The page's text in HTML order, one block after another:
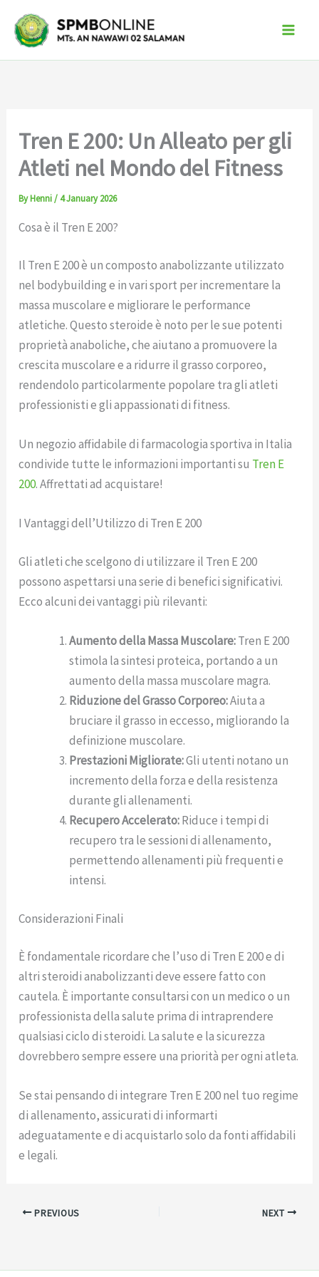
content
Tren E 200: Un Alleato per gli
Atleti nel Mondo del Fitness
ByHenni/4 January 2026
Cosa è il Tren E 200?
Il Tren E 200 è un composto anabolizzante utilizzato
nel bodybuilding e in vari sport per incrementare la
massa muscolare e migliorare le performance
atletiche. Questo steroide è noto per le sue potenti
proprietà anaboliche, che aiutano a promuovere la
crescita muscolare e a ridurre il grasso corporeo,
rendendolo particolarmente popolare tra gli atleti
professionisti e gli appassionati di fitness.
Un negozio affidabile di farmacologia sportiva in Italia
condivide tutte le informazioni importanti su Tren E
200. Affrettati ad acquistare!
I Vantaggi dell’Utilizzo di Tren E 200
Gli atleti che scelgono di utilizzare il Tren E 200
possono aspettarsi una serie di benefici significativi.
Ecco alcuni dei vantaggi più rilevanti:
Aumento della Massa Muscolare:Tren E 200
stimola la sintesi proteica, portando a un
aumento della massa muscolare magra.
Riduzione del Grasso Corporeo:Aiuta a
bruciare il grasso in eccesso, migliorando la
definizione muscolare.
Prestazioni Migliorate:Gli utenti notano un
incremento della forza e della resistenza
durante gli allenamenti.
Recupero Accelerato:Riduce i tempi di
recupero tra le sessioni di allenamento,
permettendo allenamenti più frequenti e
intensi.
Considerazioni Finali
È fondamentale ricordare che l’uso di Tren E 200 e di
altri steroidi anabolizzanti deve essere fatto con
cautela. È importante consultarsi con un medico o un
professionista della salute prima di intraprendere
qualsiasi ciclo di steroidi. La salute e la sicurezza
dovrebbero sempre essere una priorità per ogni atleta.
Se stai pensando di integrare Tren E 200 nel tuo regime
di allenamento, assicurati di informarti
adeguatamente e di acquistarlo solo da fonti affidabili
e legali.
PREVIOUS NEXT